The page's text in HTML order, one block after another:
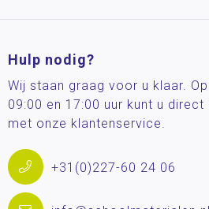
Hulp nodig?
Wij staan graag voor u klaar.
09:00 en 17:00 uur kunt u
met onze klantenservice.
+31(0)227-60 24 06